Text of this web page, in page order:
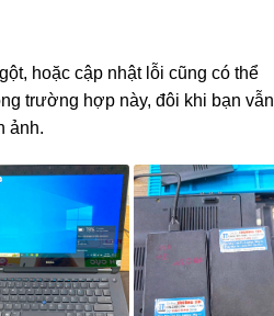
hoặc cập nhật lỗi cũng có thể
trường hợp này, đôi khi bạn vẫn
ảnh.